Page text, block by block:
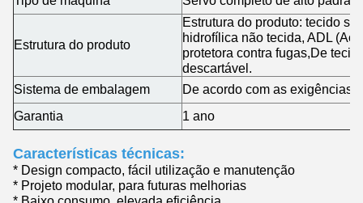
Estrutura do produto
Estrutura do produto: tecido
hidrofílica não tecida, ADL
protetora contra fugas,De
descartável.
Sistema de embalagem
De acordo com as exigências
Garantia
1 ano
Características técnicas:
* Design compacto, fácil utilização e manutenção
* Projeto modular, para futuras melhorias